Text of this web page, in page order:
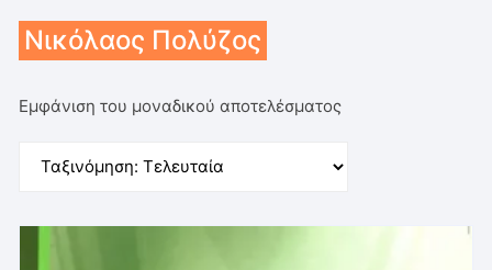
Νικόλαος Πολύζος
Εμφάνιση του μοναδικού αποτελέσματος